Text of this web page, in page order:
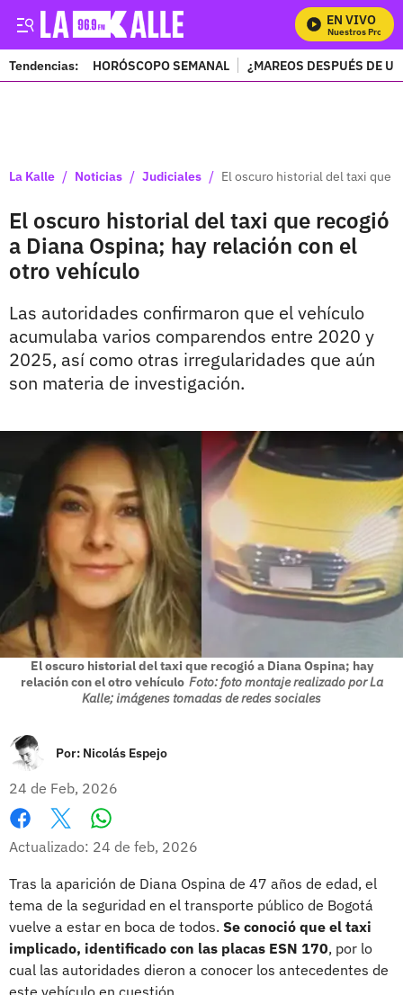
EN VIVO
Mira Todos Nuestros
Tendencias: HORÓSCOPO SEMANAL ¿MAREOS DESPUÉS DE
La Kalle / Noticias / Judiciales / El oscuro historial del taxi que
El oscuro historial del taxi que recogió
a Diana Ospina; hay relación con el
otro vehículo
Las autoridades confirmaron que el vehículo
acumulaba varios comparendos entre 2020 y
2025, así como otras irregularidades que aún
son materia de investigación.
El oscuro historial del taxi que recogió a Diana Ospina; hay
relación con el otro vehículo Foto: foto montaje realizado por La
Kalle; imágenes tomadas de redes sociales
Por: Nicolás Espejo
24 de Feb, 2026
Facebook
X
Actualizado: 24 de feb, 2026
Tras la aparición de Diana Ospina de 47 años de edad, el
tema de la seguridad en el transporte público de Bogotá
vuelve a estar en boca de todos. Se conoció que el taxi
implicado, identificado con las placas ESN 170, por lo
cual las autoridades dieron a conocer los antecedentes de
este vehículo en cuestión.